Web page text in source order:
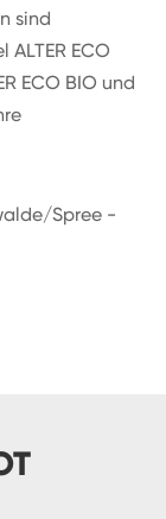
sind
ECO
ECO BIO und
Spree -